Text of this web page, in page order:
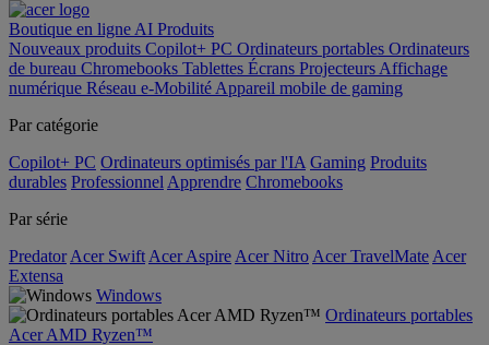
Boutique en ligne AI Produits
Nouveaux produits Copilot+ PC Ordinateurs portables Ordinateurs
de bureau Chromebooks Tablettes Écrans Projecteurs Affichage
numérique Réseau e-Mobilité Appareil mobile de gaming
Par catégorie
Copilot+ PC Ordinateurs optimisés par l'IA Gaming Produits
durables Professionnel Apprendre Chromebooks
Par série
Predator Acer Swift Acer Aspire Acer Nitro Acer TravelMate Acer
Extensa
Windows
Ordinateurs portables
Acer AMD Ryzen™